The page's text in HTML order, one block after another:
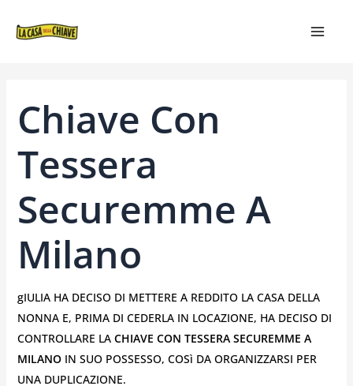
Chiave Con
Tessera
Securemme A
Milano
gIULIA HA DECISO DI METTERE A REDDITO LA CASA DELLA
NONNA E, PRIMA DI CEDERLA IN LOCAZIONE, HA DECISO DI
CONTROLLARE LA CHIAVE CON TESSERA SECUREMME A
MILANOIN SUO POSSESSO, COSì DA ORGANIZZARSI PER
UNA DUPLICAZIONE.
ARTICOLI